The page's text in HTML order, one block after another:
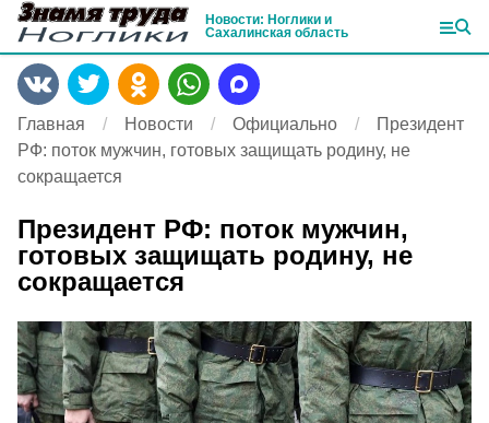
Новости: Ноглики и
Сахалинская область
Главная Новости Официально
Президент
РФ: поток мужчин, готовых защищать родину, не
сокращается
Президент РФ: поток мужчин,
готовых защищать родину, не
сокращается